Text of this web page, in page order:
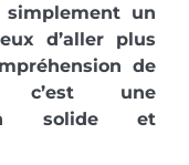
un
d’aller plus
de
c’est une
solide et